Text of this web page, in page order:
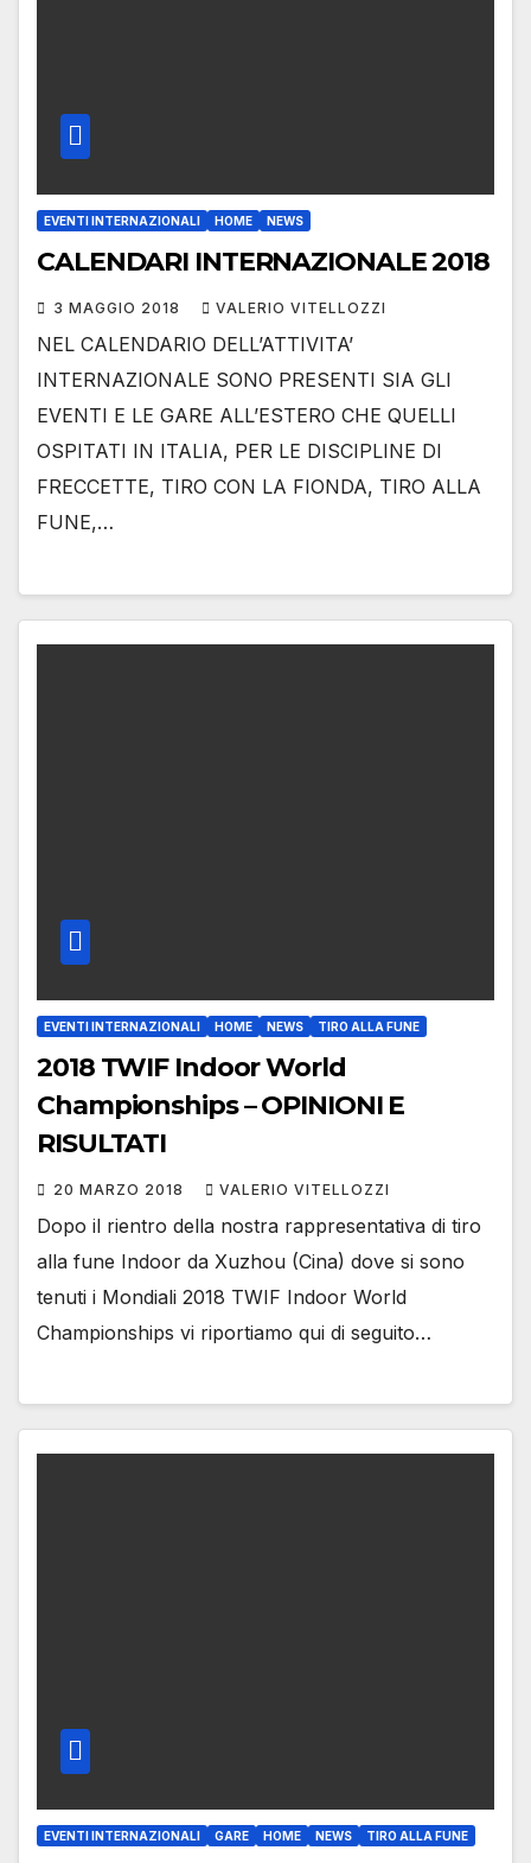
EVENTI INTERNAZIONALI HOME NEWS
CALENDARI INTERNAZIONALE 2018
3 MAGGIO 2018 VALERIO VITELLOZZI
NEL CALENDARIO DELL’ATTIVITA’
INTERNAZIONALE SONO PRESENTI SIA GLI
EVENTI E LE GARE ALL’ESTERO CHE QUELLI
OSPITATI IN ITALIA, PER LE DISCIPLINE DI
FRECCETTE, TIRO CON LA FIONDA, TIRO ALLA
FUNE,…
EVENTI INTERNAZIONALI HOME NEWS TIRO ALLA FUNE
2018 TWIF Indoor World
Championships – OPINIONI E
RISULTATI
20 MARZO 2018 VALERIO VITELLOZZI
Dopo il rientro della nostra rappresentativa di tiro
alla fune Indoor da Xuzhou (Cina) dove si sono
tenuti i Mondiali 2018 TWIF Indoor World
Championships vi riportiamo qui di seguito…
EVENTI INTERNAZIONALI GARE HOME NEWS TIRO ALLA FUNE